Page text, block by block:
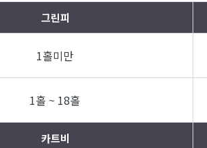
그린피
1홀미만
1홀 ~ 18홀
카트비